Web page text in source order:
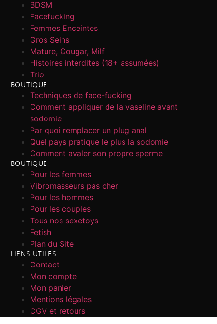
BDSM
Facefucking
Femmes Enceintes
Gros Seins
Mature, Cougar, Milf
Histoires interdites (18+ assumées)
Trio
BOUTIQUE
Techniques de face-fucking
Comment appliquer de la vaseline avant
sodomie
Par quoi remplacer un plug anal
Quel pays pratique le plus la sodomie
Comment avaler son propre sperme
BOUTIQUE
Pour les femmes
Vibromasseurs pas cher
Pour les hommes
Pour les couples
Tous nos sexetoys
Fetish
Plan du Site
LIENS UTILES
Contact
Mon compte
Mon panier
Mentions légales
CGV et retours